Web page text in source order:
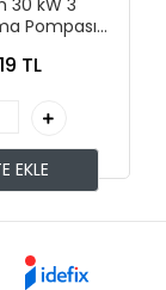
Pompası
TL
EKLE